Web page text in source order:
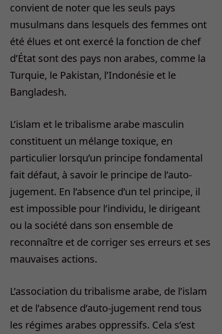
convient de noter que les seuls pays
musulmans dans lesquels des femmes ont
été élues et ont exercé la fonction de chef
d’État sont des pays non arabes, comme la
Turquie, le Pakistan, l’Indonésie et le
Bangladesh.
L’islam et le tribalisme arabe masculin
constituent un mélange toxique, en
particulier lorsqu’un principe fondamental
fait défaut, à savoir le principe de l’auto-
jugement. En l’absence d’un tel principe, il
est impossible pour l’individu, le dirigeant
ou la société dans son ensemble de
reconnaître et de corriger ses erreurs et ses
mauvaises actions.
L’association du tribalisme arabe, de l’islam
et de l’absence d’auto-jugement rend tous
les régimes arabes oppressifs. Cela s’est